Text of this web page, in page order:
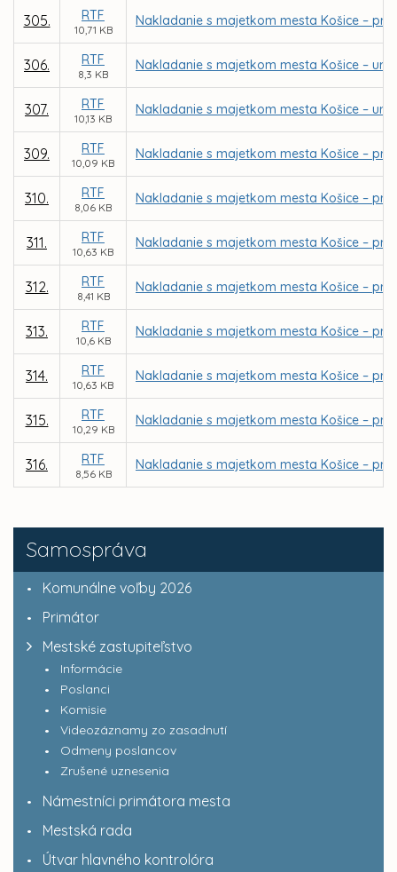
Samospráva
Komunálne voľby 2026
Primátor
Mestské zastupiteľstvo
Informácie
Poslanci
Komisie
Videozáznamy zo zasadnutí
Odmeny poslancov
Zrušené uznesenia
Námestníci primátora mesta
Mestská rada
Útvar hlavného kontrolóra
305. RTF
10,71 KB
Nakladanie s majetkom mesta Košice –
306. RTF
8,3 KB
Nakladanie s majetkom mesta Košice –
307. RTF
10,13 KB
Nakladanie s majetkom mesta Košice –
309. RTF
10,09 KB
Nakladanie s majetkom mesta Košice –
310. RTF
8,06 KB
Nakladanie s majetkom mesta Košice –
311. RTF
10,63 KB
Nakladanie s majetkom mesta Košice –
312. RTF
8,41 KB
Nakladanie s majetkom mesta Košice –
313. RTF
10,6 KB
Nakladanie s majetkom mesta Košice –
314. RTF
10,63 KB
Nakladanie s majetkom mesta Košice –
315. RTF
10,29 KB
Nakladanie s majetkom mesta Košice –
316. RTF
8,56 KB
Nakladanie s majetkom mesta Košice –